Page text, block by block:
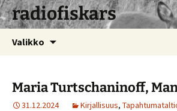
radiofiskars
Valikko
Maria Turtschaninoff,
31.12.2024 Kirjallisuus,